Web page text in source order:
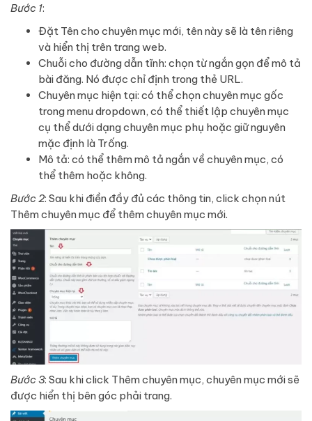
Bước 1:
Đặt Tên cho chuyên mục mới, tên này sẽ là tên riêng
và hiển thị trên trang web.
Chuỗi cho đường dẫn tĩnh: chọn từ ngắn gọn để mô tả
bài đăng. Nó được chỉ định trong thẻ URL.
Chuyên mục hiện tại: có thể chọn chuyên mục gốc
trong menu dropdown, có thể thiết lập chuyên mục
cụ thể dưới dạng chuyên mục phụ hoặc giữ nguyên
mặc định là Trống.
Mô tả: có thể thêm mô tả ngắn về chuyên mục, có
thể thêm hoặc không.
Bước 2: Sau khi điền đầy đủ các thông tin, click chọn nút
Thêm chuyên mục để thêm chuyên mục mới.
Bước 3: Sau khi click Thêm chuyên mục, chuyên mục mới sẽ
được hiển thị bên góc phải trang.